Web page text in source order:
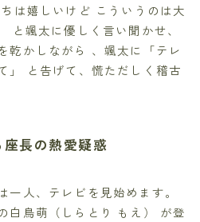
は嬉しいけど こういうのは大
と颯太に優しく言い聞かせ、
乾かしながら 、颯太に「テレ
」 と告げて、慌ただしく稽古
長の熱愛疑惑
人、テレビを見始めます。
白鳥萌（しらとり もえ） が登